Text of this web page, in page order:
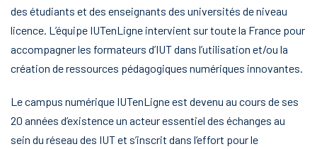
des étudiants et des enseignants des universités de niveau
licence. L’équipe IUTenLigne intervient sur toute la France pour
accompagner les formateurs d’IUT dans l’utilisation et/ou la
création de ressources pédagogiques numériques innovantes.
Le campus numérique IUTenLigne est devenu au cours de ses
20 années d’existence un acteur essentiel des échanges au
sein du réseau des IUT et s’inscrit dans l’effort pour le